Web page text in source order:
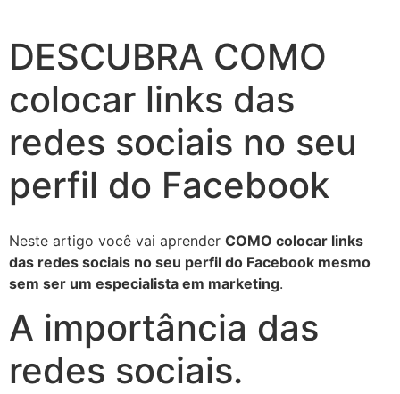
DESCUBRA COMO
colocar links das
redes sociais no seu
perfil do Facebook
Neste artigo você vai aprender COMO colocar links
das redes sociais no seu perfil do Facebook mesmo
sem ser um especialista em marketing.
A importância das
redes sociais.